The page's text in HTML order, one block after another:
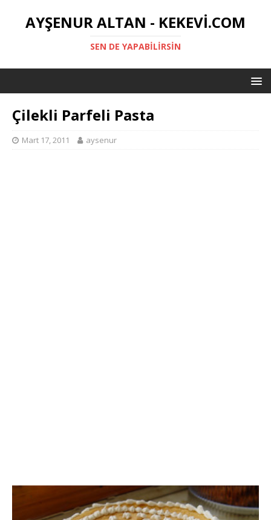
AYŞENUR ALTAN - KEKEVI.COM
SEN DE YAPABILIRSIN
Çilekli Parfeli Pasta
Mart 17, 2011 aysenur